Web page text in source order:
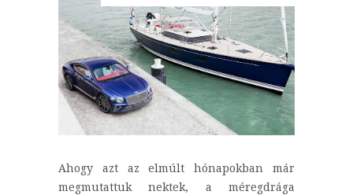
Ahogy azt az elmúlt hónapokban már
megmutattuk nektek, a méregdrága